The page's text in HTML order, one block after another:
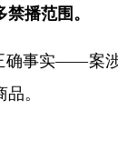
播范围。
确事实——案
。